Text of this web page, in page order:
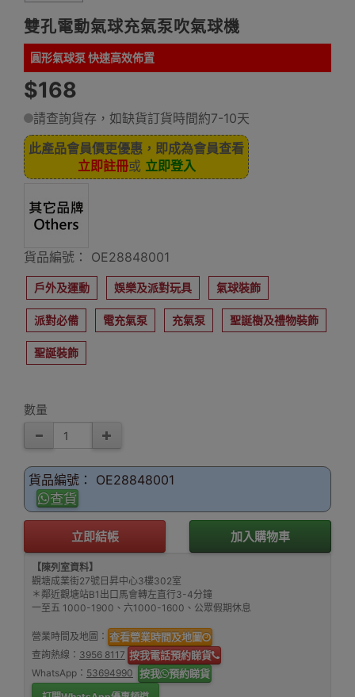
雙孔電動氣球充氣泵吹氣球機
圓形氣球泵 快速高效佈置
$168
請查詢貨存，如缺貨訂貨時間約7-10天
此產品會員價更優惠，即成為會員查看
立即註冊或 立即登入
貨品編號： OE28848001
戶外及運動 娛樂及派對玩具 氣球裝飾
派對必備 電充氣泵 充氣泵 聖誕樹及禮物裝飾
聖誕裝飾
數量
貨品編號： OE28848001
查貨
立即結帳 加入購物車
【陳列室資料】
觀塘成業街27號日昇中心3樓302室
＊鄰近觀塘站B1出口馬會轉左直行3-4分鐘
一至五 1000-1900、六1000-1600、公眾假期休息
營業時間及地圖： 查看營業時間及地圖
查詢熱線： 3956 8117 按我電話預約睇貨
WhatsApp： 53694990 按我 預約睇貨